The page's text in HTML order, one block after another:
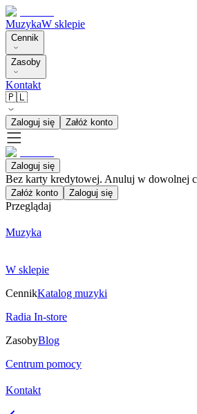
MuzykaW sklepie
Cennik
Zasoby
Kontakt
🇵🇱
Zaloguj się Załóż konto
Zaloguj się
Bez karty kredytowej. Anuluj w dowolnej
Załóż konto Zaloguj się
Przeglądaj
Muzyka
W sklepie
CennikKatalog muzyki
Radia In-store
ZasobyBlog
Centrum pomocy
Kontakt